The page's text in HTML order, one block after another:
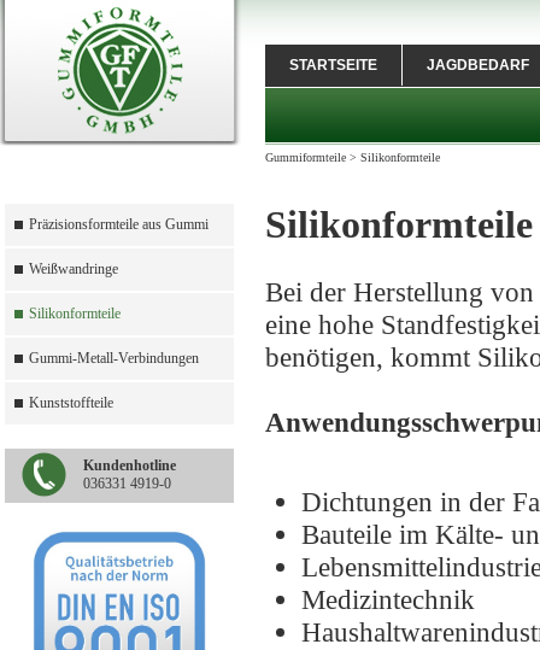
Präzisionsformteile aus Gummi
Weißwandringe
Silikonformteile
Gummi-Metall-Verbindungen
Kunststoffteile
Kundenhotline
036331 4919-0
STARTSEITE JAGDBEDARF
Gummiformteile > Silikonformteile
Silikonformteile
Bei der Herstellung
eine hohe
benötigen, kommt
Dichtungen in
Bauteile im Kälte-
Medizintechnik